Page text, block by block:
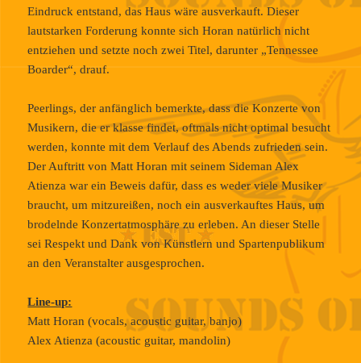
Eindruck entstand, das Haus wäre ausverkauft. Dieser
lautstarken Forderung konnte sich Horan natürlich nicht
entziehen und setzte noch zwei Titel, darunter „Tennessee
Boarder“, drauf.
Peerlings, der anfänglich bemerkte, dass die Konzerte von
Musikern, die er klasse findet, oftmals nicht optimal besucht
werden, konnte mit dem Verlauf des Abends zufrieden sein.
Der Auftritt von Matt Horan mit seinem Sideman Alex
Atienza war ein Beweis dafür, dass es weder viele Musiker
braucht, um mitzureißen, noch ein ausverkauftes Haus, um
brodelnde Konzertatmosphäre zu erleben. An dieser Stelle
sei Respekt und Dank von Künstlern und Spartenpublikum
an den Veranstalter ausgesprochen.
Line-up:
Matt Horan (vocals, acoustic guitar, banjo)
Alex Atienza (acoustic guitar, mandolin)